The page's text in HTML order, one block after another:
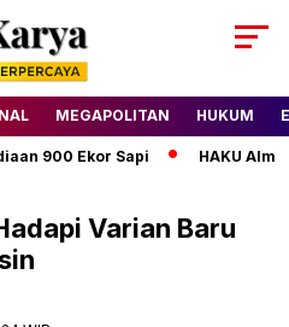
MEGAPOLITAN HUKUM
900 Ekor Sapi HAKU Almond
Varian Baru